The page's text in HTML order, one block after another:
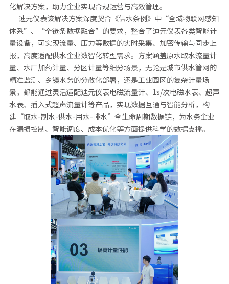
化解决方案，助力企业实现合规运营与高效管理。
迪元仪表该解决方案深度契合《供水条例》中“全域物联网感知
体系”、“全链条数据融合”的要求，整合了迪元仪表各类智能计
量设备，可实现流量、压力等数据的实时采集、加密传输与同步上
报，高度适配供水企业数智化转型需求。方案涵盖原水取水流量计
量、水厂加药计量、分区计量等细分场景，无论是城市供水管网的
精准监测、乡镇水务的分散化部署，还是工业园区的复杂计量场
景，都能通过灵活适配迪元仪表电磁流量计、1s/次电磁水表、超声
水表、插入式超声流量计等产品，实现数据互通与智能分析，构
建“取水-制水-供水-用水-排水”全生命周期数据链，为水务企业
在漏损控制、智能调度、成本优化等方面提供科学的数据支撑。